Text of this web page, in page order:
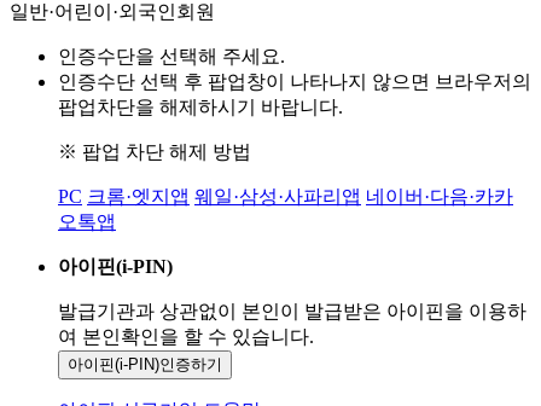
일반·어린이·외국인회원
인증수단을 선택해 주세요.
인증수단 선택 후 팝업창이 나타나지 않으면 브라우저의
팝업차단을 해제하시기 바랍니다.
※ 팝업 차단 해제 방법
PC 크롬·엣지앱 웨일·삼성·사파리앱 네이버·다음·카카
오톡앱
아이핀(i-PIN)
발급기관과 상관없이 본인이 발급받은 아이핀을 이용하
여 본인확인을 할 수 있습니다.
아이핀(i-PIN)인증하기